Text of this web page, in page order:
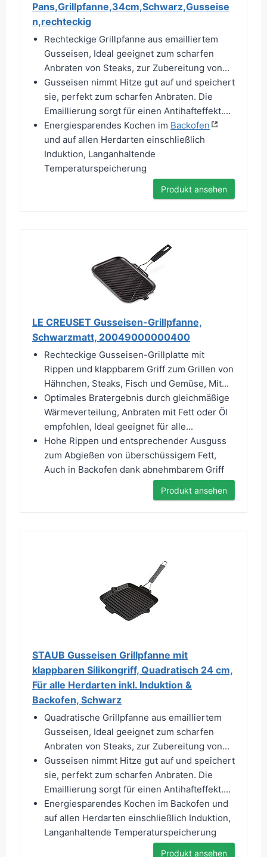
Pans,Grillpfanne,34cm,Schwarz,Gusseise
n,rechteckig
Rechteckige Grillpfanne aus emailliertem
Gusseisen, Ideal geeignet zum scharfen
Anbraten von Steaks, zur Zubereitung von...
Gusseisen nimmt Hitze gut auf und speichert
sie, perfekt zum scharfen Anbraten. Die
Emaillierung sorgt für einen Antihafteffekt....
Energiesparendes Kochen im Backofen
und auf allen Herdarten einschließlich
Induktion, Langanhaltende
Temperaturspeicherung
Produkt ansehen
LE CREUSET Gusseisen-Grillpfanne,
Schwarzmatt, 20049000000400
Rechteckige Gusseisen-Grillplatte mit
Rippen und klappbarem Griff zum Grillen von
Hähnchen, Steaks, Fisch und Gemüse, Mit...
Optimales Bratergebnis durch gleichmäßige
Wärmeverteilung, Anbraten mit Fett oder Öl
empfohlen, Ideal geeignet für alle...
Hohe Rippen und entsprechender Ausguss
zum Abgießen von überschüssigem Fett,
Auch in Backofen dank abnehmbarem Griff
Produkt ansehen
STAUB Gusseisen Grillpfanne mit
klappbaren Silikongriff, Quadratisch 24 cm,
Für alle Herdarten inkl. Induktion &
Backofen, Schwarz
Quadratische Grillpfanne aus emailliertem
Gusseisen, Ideal geeignet zum scharfen
Anbraten von Steaks, zur Zubereitung von...
Gusseisen nimmt Hitze gut auf und speichert
sie, perfekt zum scharfen Anbraten. Die
Emaillierung sorgt für einen Antihafteffekt....
Energiesparendes Kochen im Backofen und
auf allen Herdarten einschließlich Induktion,
Langanhaltende Temperaturspeicherung
Produkt ansehen